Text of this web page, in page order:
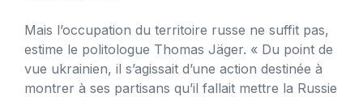
Mais l’occupation du territoire russe ne suffit pas,
estime le politologue Thomas Jäger. « Du point de
vue ukrainien, il s’agissait d’une action destinée à
montrer à ses partisans qu’il fallait mettre la Russie